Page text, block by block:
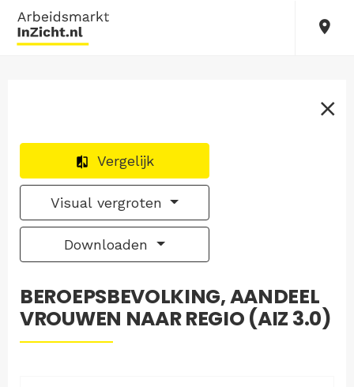
Vergelijk
Visual vergroten
Downloaden
BEROEPSBEVOLKING, AANDEEL
VROUWEN NAAR REGIO (AIZ 3.0)